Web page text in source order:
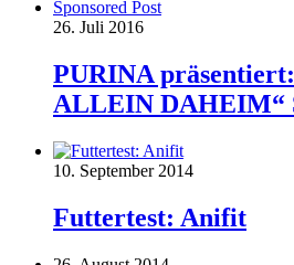
26. Juli 2016
PURINA
ALLEIN DAHEIM“
10. September 2014
Futtertest: Anifit